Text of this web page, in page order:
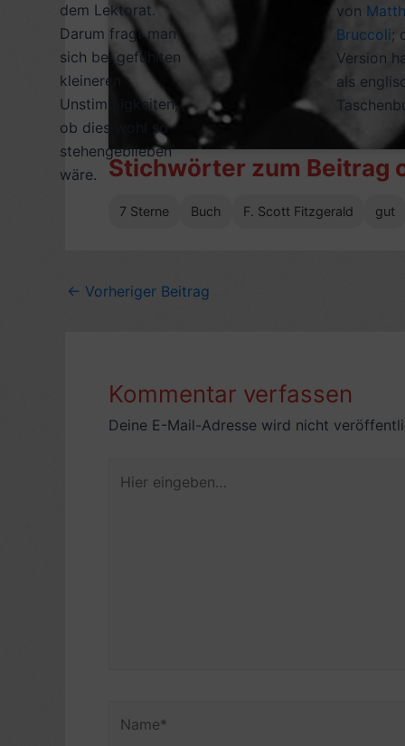
dem Lektorat.
Darum fragt man
sich bei gefühlten
kleineren
Unstimmigkeiten,
ob dies wohl so
stehengeblieben
wäre.
von
Bruccoli;
Version
als
Stichwörter zum Beitrag
7 Sterne Buch F. Scott Fitzgerald gut
← Vorheriger Beitrag
Kommentar verfassen
Deine E-Mail-Adresse wird nicht
eingeben…